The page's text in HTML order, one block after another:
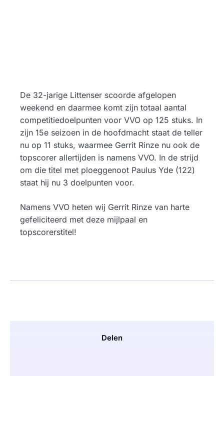
De 32-jarige Littenser scoorde afgelopen
weekend en daarmee komt zijn totaal aantal
competitiedoelpunten voor VVO op 125 stuks. In
zijn 15e seizoen in de hoofdmacht staat de teller
nu op 11 stuks, waarmee Gerrit Rinze nu ook de
topscorer allertijden is namens VVO. In de strijd
om die titel met ploeggenoot Paulus Yde (122)
staat hij nu 3 doelpunten voor.
Namens VVO heten wij Gerrit Rinze van harte
gefeliciteerd met deze mijlpaal en
topscorerstitel!
Delen